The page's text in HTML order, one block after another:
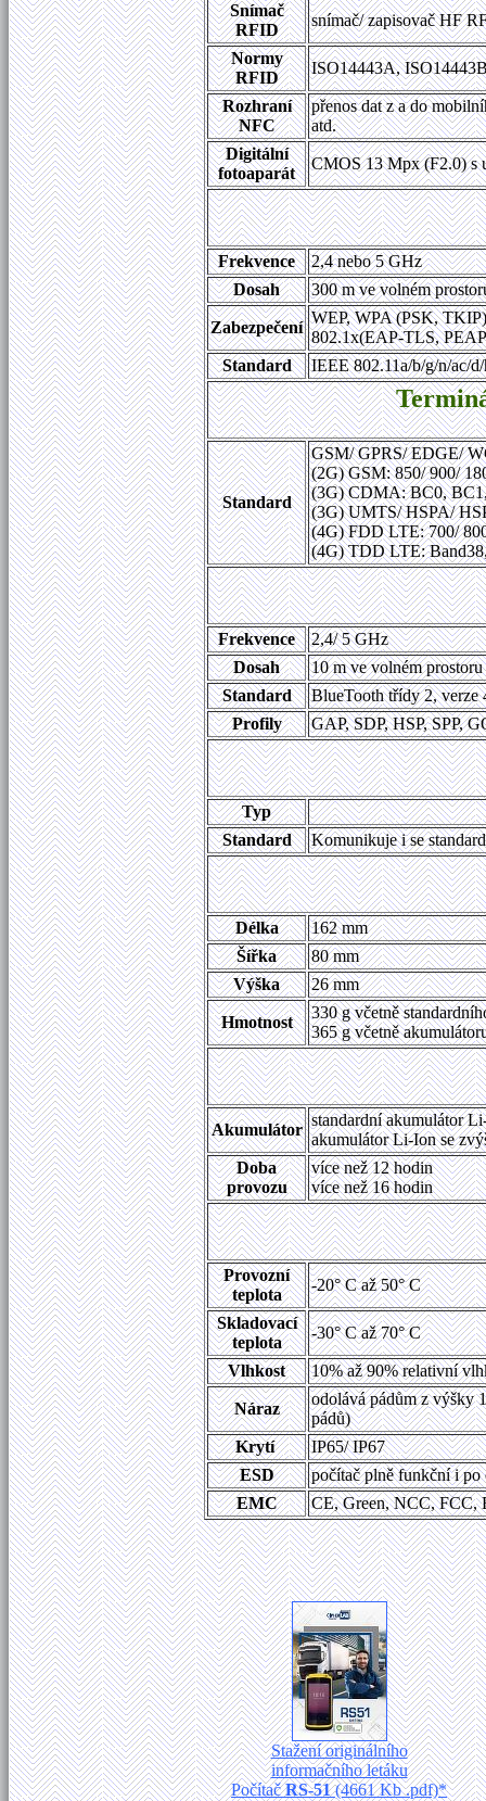
Snímač
RFID
snímač/ zapisovač HF
Normy
RFID
ISO14443A,
Rozhraní
NFC
přenos dat z a do
atd.
Digitální
fotoaparát
CMOS 13 Mpx (F2.0) s
Frekvence
2,4 nebo 5 GHz
Dosah
300 m ve volném
Zabezpečení
WEP, WPA (PSK,
802.1x(EAP-TLS,
Standard
IEEE 802.11a/b/g/n/ac/
Standard
GSM/ GPRS/ EDGE/
(2G) GSM: 850/ 900/
(3G) CDMA: BC0,
(3G) UMTS/ HSPA/
(4G) FDD LTE: 700/
(4G) TDD LTE:
Frekvence
2,4/ 5 GHz
Dosah
10 m ve volném prostoru
Standard
BlueTooth třídy 2, verze
Profily
GAP, SDP, HSP, SPP,
Typ
Standard
Komunikuje i se
Délka
162 mm
Šířka
80 mm
Výška
26 mm
Hmotnost
330 g včetně
365 g včetně
Akumulátor
standardní akumulátor
akumulátor Li-Ion se
Doba
provozu
více než 12 hodin
více než 16 hodin
Provozní
teplota
-20° C až 50° C
Skladovací
teplota
-30° C až 70° C
Vlhkost 10% až 90% relativní
Náraz
odolává pádům z výšky
pádů)
Krytí
IP65/ IP67
ESD
počítač plně funkční i
EMC
CE, Green, NCC,
Stažení originálního
informačního letáku
PočítačRS-51(4661 Kb .pdf)*